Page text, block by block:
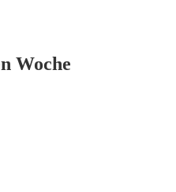
Woche